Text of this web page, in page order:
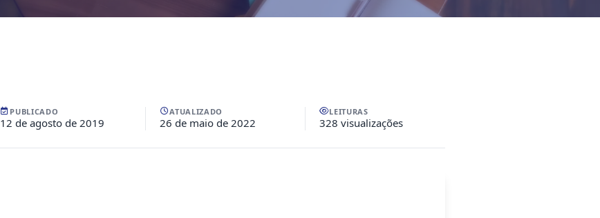
PUBLICADO
12 de agosto de 2019
ATUALIZADO
26 de maio de 2022
LEITURAS
328 visualizações